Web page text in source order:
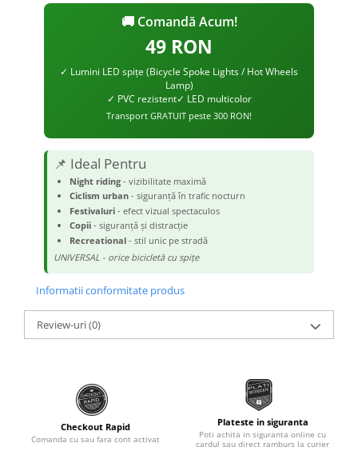
🚚 Comandă Acum!
49 RON
✓ Lumini LED spițe (Bicycle Spoke Lights / Hot Wheels
Lamp)
✓ PVC rezistent✓ LED multicolor
Transport GRATUIT peste 300 RON!
📌 Ideal Pentru
Night riding- vizibilitate maximă
Ciclism urban- siguranță în trafic nocturn
Festivaluri- efect vizual spectaculos
Copii- siguranță și distracție
Recreational- stil unic pe stradă
UNIVERSAL - orice bicicletă cu spițe
Informatii conformitate produs
Review-uri(0)
Checkout Rapid
Comanda cu sau fara cont activat
Plateste in siguranta
Poti achita in siguranta online cu
cardul sau direct ramburs la curier